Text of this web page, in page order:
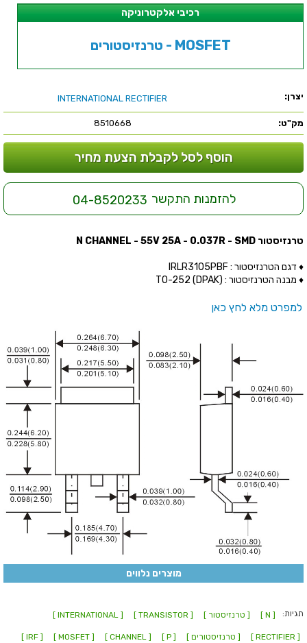
רכיבי אלקטרוניקה
טרנזיסטורים - MOSFET
יצרן: INTERNATIONAL RECTIFIER
מק"ט: 8510668
הוסף לסל לקבלת הצעת מחיר
להזמנות התקשר 04-8520233
טרנזיסטור N CHANNEL - 55V 25A - 0.037R - SMD
♦ דגם הטרנזיסטור : IRLR3105PBF
♦ מבנה הטרנזיסטור : (TO-252 (DPAK
למפרט מלא לחץ כאן
מוצרים נלווים
תגיות: [ N ] [ טרנזיסטור ] [ TRANSISTOR ]
[ INTERNATIONAL ]
[ RECTIFIER ] [ טרנזיסטורים ] [ P ]
[ CHANNEL ]
[ MOSFET ]
[ IRF ]